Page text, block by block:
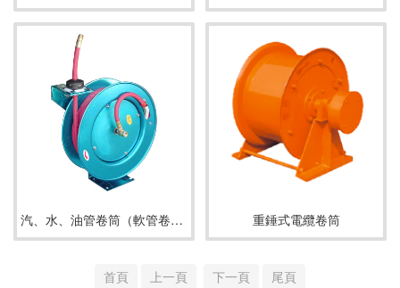
汽、水、油管卷筒（軟管卷筒） 重錘式電纜卷筒
首頁 上一頁 下一頁 尾頁